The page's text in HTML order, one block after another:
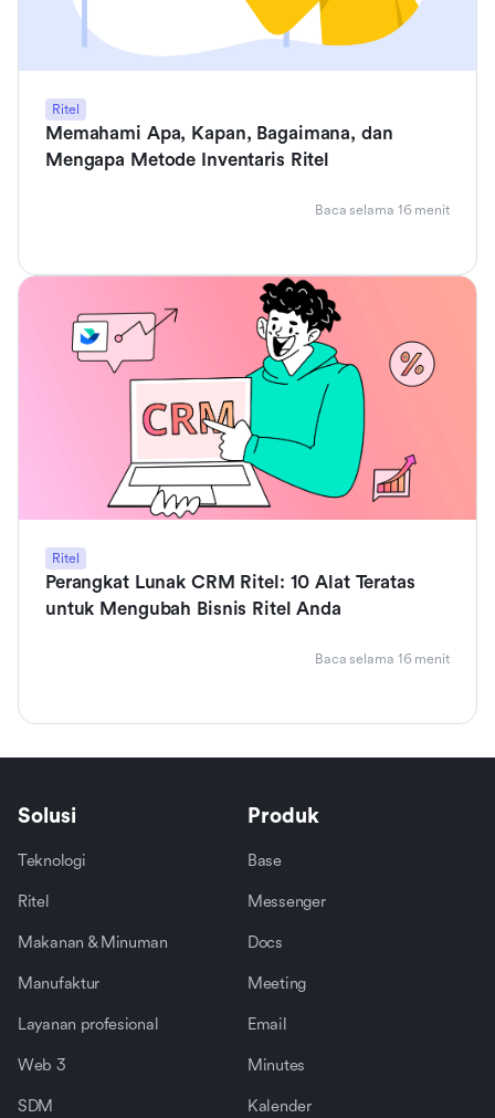
Ritel
Memahami Apa, Kapan, Bagaimana, dan
Mengapa Metode Inventaris Ritel
Baca selama 16 menit
Ritel
Perangkat Lunak CRM Ritel: 10 Alat Teratas
untuk Mengubah Bisnis Ritel Anda
Baca selama 16 menit
Solusi
Teknologi
Ritel
Makanan & Minuman
Manufaktur
Layanan profesional
Web 3
SDM
Produk
Base
Messenger
Docs
Meeting
Email
Minutes
Kalender